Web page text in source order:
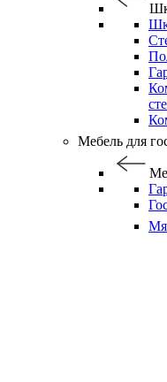
Мебель для